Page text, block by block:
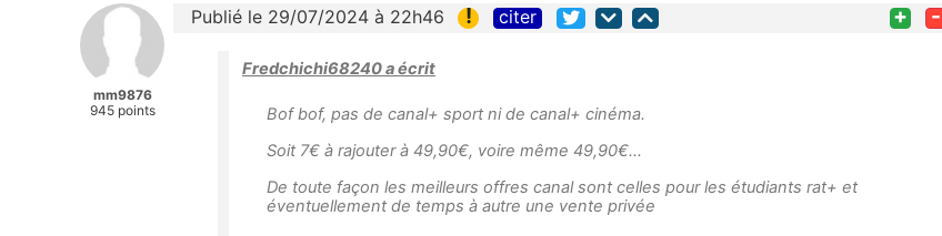
mm9876
945 points
Publié le 29/07/2024 à 22h46 ! citer + -
Fredchichi68240 a écrit
Bof bof, pas de canal+ sport ni de canal+ cinéma.
Soit 7€ à rajouter à 49,90€, voire même 49,90€…
De toute façon les meilleurs offres canal sont celles pour les étudiants rat+ et
éventuellement de temps à autre une vente privée